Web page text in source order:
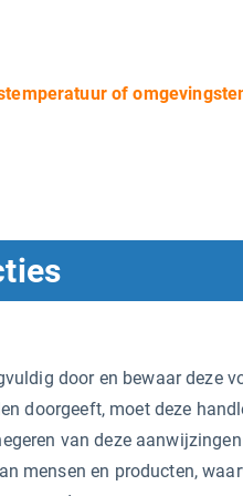
of
door en bewaar deze
doorgeeft, moet deze
van deze
mensen en producten,